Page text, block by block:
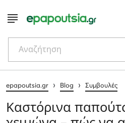
Αναζήτηση
epapoutsia.gr › Blog › Συμβουλές
Καστόρινα